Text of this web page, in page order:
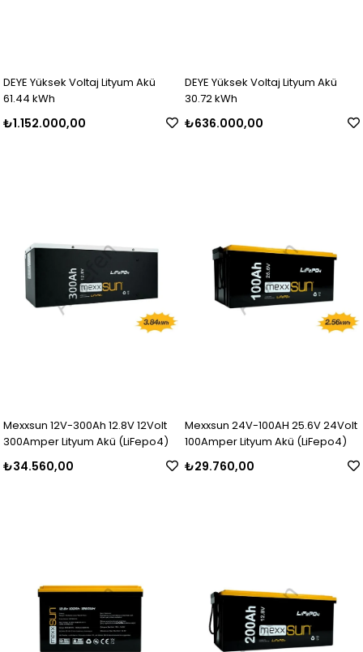
DEYE Yüksek Voltaj Lityum Akü
61.44 kWh
₺1.152.000,00
DEYE Yüksek Voltaj Lityum Akü
30.72 kWh
₺636.000,00
Mexxsun 12V-300Ah 12.8V 12Volt
300Amper Lityum Akü (LiFepo4)
₺34.560,00
Mexxsun 24V-100AH 25.6V 24Volt
100Amper Lityum Akü (LiFepo4)
₺29.760,00